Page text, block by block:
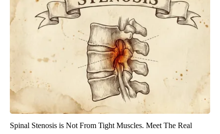
Spinal Stenosis is Not From Tight Muscles. Meet The Real